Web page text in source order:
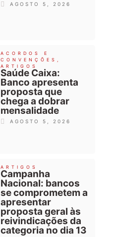
AGOSTO 5, 2026
ACORDOS E
CONVENÇÕES
ARTIGOS
Saúde Caixa:
Banco apresenta
proposta que
chega a dobrar
mensalidade
AGOSTO 5, 2026
ARTIGOS
Campanha
Nacional: bancos
se comprometem a
apresentar
proposta geral às
reivindicações da
categoria no dia 13